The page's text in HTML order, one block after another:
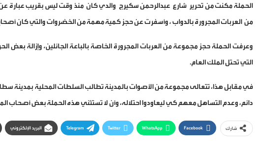
الحملة مكنت من تحرير شارع عبدالرحمن سكيرج والدي كان منذ وقت ليس بقريب عبارة
من العربات المجرورة بالدواب ، وأسفرت عن حجز كمية مهمة من الخضروات والتي كان
وعرفت الحملة حجز مجموعة من العربات المجرورة الخاصة بالباعة الجائلين، وإزالة بعض
التي تحتل الملك العام.
في مقابل هذا، تتعالى مجموعة من الأصوات بالمدينة تطالب السلطات المحلية بمدينة
دائم، وعدم التساهل معهم كي ليعاودوا احتلاله، وأن لا تستثني هذه الحملة بعض أصحاب
شارك Facebook
WhatsApp
Twitter
Telegram البريد الإلكتروني